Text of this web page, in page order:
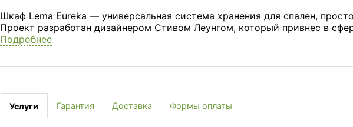
Шкаф Lema Eureka — универсальная система хранения для спален,
Проект разработан дизайнером Стивом Леунгом, который привнес в
Подробнее
Услуги Гарантия Доставка Формы оплаты